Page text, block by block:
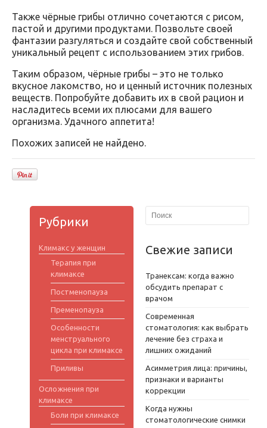
Также чёрные грибы отлично сочетаются с рисом,
пастой и другими продуктами. Позвольте своей
фантазии разгуляться и создайте свой собственный
уникальный рецепт с использованием этих грибов.
Таким образом, чёрные грибы – это не только
вкусное лакомство, но и ценный источник полезных
веществ. Попробуйте добавить их в свой рацион и
насладитесь всеми их плюсами для вашего
организма. Удачного аппетита!
Похожих записей не найдено.
Рубрики
Климакс у женщин
Терапия при
климаксе
Постменопауза
Пременопауза
Особенности
менструального
цикла при климаксе
Приливы
Осложнения при
климаксе
Боли при климаксе
Свежие записи
Транексам: когда важно
обсудить препарат с
врачом
Современная
стоматология: как выбрать
лечение без страха и
лишних ожиданий
Асимметрия лица: причины,
признаки и варианты
коррекции
Когда нужны
стоматологические снимки